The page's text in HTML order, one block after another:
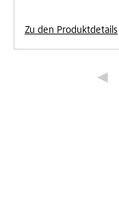
Zu den Produktdetails